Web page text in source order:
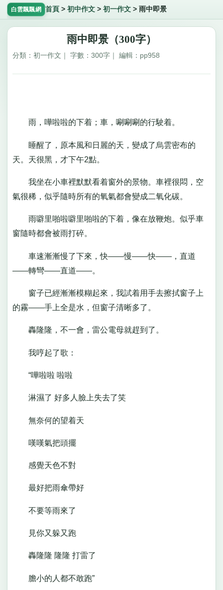
白雲飄飄網 首頁 > 初中作文> 初一作文> 雨中即景
雨中即景（300字）
分類：初一作文｜ 字數：300字｜ 編輯：pp958
雨，嘩啦啦的下着；車，唰唰唰的行駛着。
睡醒了，原本風和日麗的天，變成了烏雲密布的
天。天很黑，才下午2點。
我坐在小車裡默默看着窗外的景物。車裡很悶，空
氣很稀，似乎隨時所有的氧氣都會變成二氧化碳。
雨噼里啪啦噼里啪啦的下着，像在放鞭炮。似乎車
窗隨時都會被雨打碎。
車速漸漸慢了下來，快——慢——快——，直道
——轉彎——直道——。
窗子已經漸漸模糊起來，我試着用手去擦拭窗子上
的霧——手上全是水，但窗子清晰多了。
轟隆隆，不一會，雷公電母就趕到了。
我哼起了歌：
“嘩啦啦 啦啦
淋濕了 好多人臉上失去了笑
無奈何的望着天
嘆嘆氣把頭擺
感覺天色不對
最好把雨傘帶好
不要等雨來了
見你又躲又跑
轟隆隆 隆隆 打雷了
膽小的人都不敢跑”